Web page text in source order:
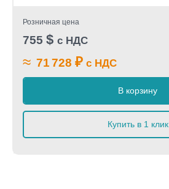
Розничная цена
755 $ с НДС
≈ 71 728 ₽ с НДС
В корзину
Купить в 1 клик